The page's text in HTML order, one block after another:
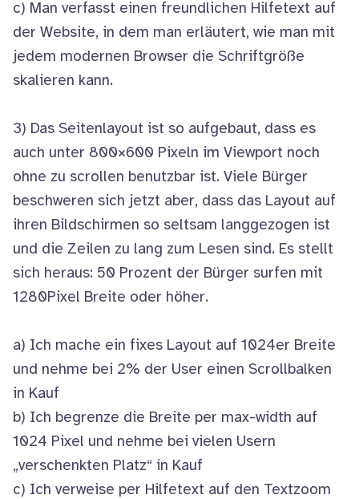
c) Man verfasst einen freundlichen Hilfetext auf
der Website, in dem man erläutert, wie man mit
jedem modernen Browser die Schriftgröße
skalieren kann.
3) Das Seitenlayout ist so aufgebaut, dass es
auch unter 800×600 Pixeln im Viewport noch
ohne zu scrollen benutzbar ist. Viele Bürger
beschweren sich jetzt aber, dass das Layout auf
ihren Bildschirmen so seltsam langgezogen ist
und die Zeilen zu lang zum Lesen sind. Es stellt
sich heraus: 50 Prozent der Bürger surfen mit
1280Pixel Breite oder höher.
a) Ich mache ein fixes Layout auf 1024er Breite
und nehme bei 2% der User einen Scrollbalken
in Kauf
b) Ich begrenze die Breite per max-width auf
1024 Pixel und nehme bei vielen Usern
„verschenkten Platz“ in Kauf
c) Ich verweise per Hilfetext auf den Textzoom